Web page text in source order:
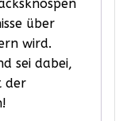
über
wird.
sei dabei,
der